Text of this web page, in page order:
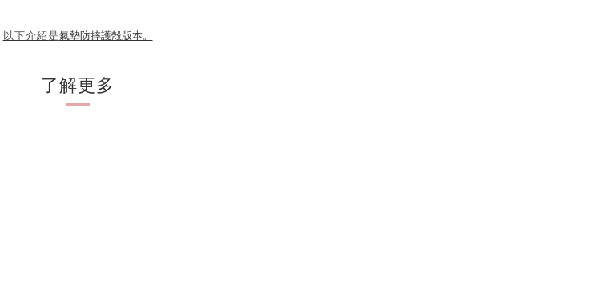
以下介紹是氣墊防摔護殻版本。
了解更多